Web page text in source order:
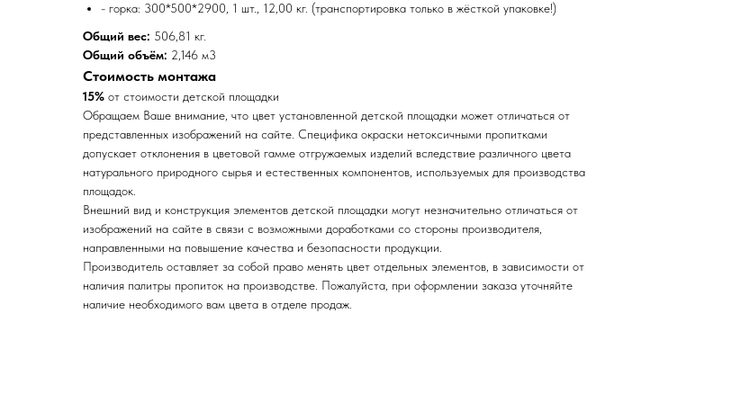
- горка: 300*500*2900, 1 шт., 12,00 кг. (транспортировка только в жёсткой упаковке!)
Общий вес: 506,81 кг.
Общий объём: 2,146 м3
Стоимость монтажа
15% от стоимости детской площадки
Обращаем Ваше внимание, что цвет установленной детской площадки может отличаться от
представленных изображений на сайте. Специфика окраски нетоксичными пропитками
допускает отклонения в цветовой гамме отгружаемых изделий вследствие различного цвета
натурального природного сырья и естественных компонентов, используемых для производства
площадок.
Внешний вид и конструкция элементов детской площадки могут незначительно отличаться от
изображений на сайте в связи с возможными доработками со стороны производителя,
направленными на повышение качества и безопасности продукции.
Производитель оставляет за собой право менять цвет отдельных элементов, в зависимости от
наличия палитры пропиток на производстве. Пожалуйста, при оформлении заказа уточняйте
наличие необходимого вам цвета в отделе продаж.